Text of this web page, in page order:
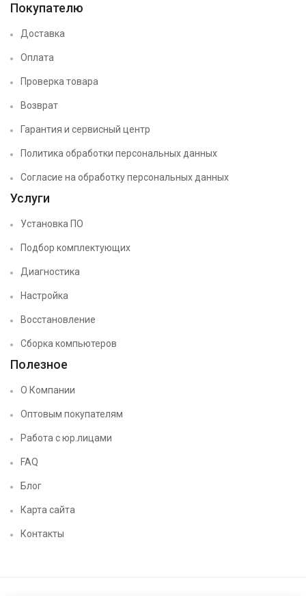
Покупателю
Доставка
Оплата
Проверка товара
Возврат
Гарантия и сервисный центр
Политика обработки персональных данных
Согласие на обработку персональных данных
Услуги
Установка ПО
Подбор комплектующих
Диагностика
Настройка
Восстановление
Сборка компьютеров
Полезное
О Компании
Оптовым покупателям
Работа с юр.лицами
FAQ
Блог
Карта сайта
Контакты